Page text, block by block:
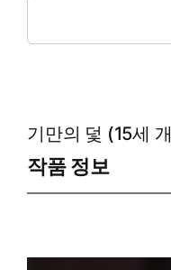
* 이럴 때 보세요: 첫눈
기만의 덫 (15세
작품 정보